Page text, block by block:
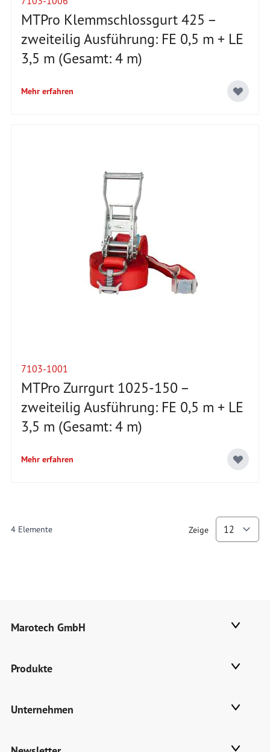
MTPro Klemmschlossgurt 425 –
zweiteilig Ausführung: FE 0,5 m + LE
3,5 m (Gesamt: 4 m)
Mehr erfahren
7103-1001
MTPro Zurrgurt 1025-150 –
zweiteilig Ausführung: FE 0,5 m + LE
3,5 m (Gesamt: 4 m)
Mehr erfahren
4Elemente Zeige
Marotech GmbH
Produkte
Unternehmen